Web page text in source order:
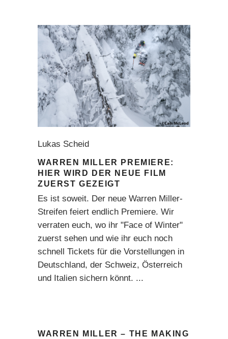
Lukas Scheid
WARREN MILLER PREMIERE:
HIER WIRD DER NEUE FILM
ZUERST GEZEIGT
Es ist soweit. Der neue Warren Miller-
Streifen feiert endlich Premiere. Wir
verraten euch, wo ihr "Face of Winter"
zuerst sehen und wie ihr euch noch
schnell Tickets für die Vorstellungen in
Deutschland, der Schweiz, Österreich
und Italien sichern könnt.
WARREN MILLER – THE MAKING